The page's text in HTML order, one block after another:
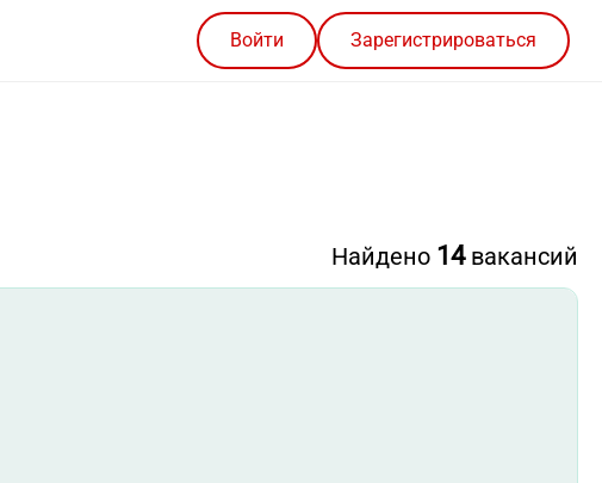
Войти Зарегистрироваться
Найдено 14вакансий